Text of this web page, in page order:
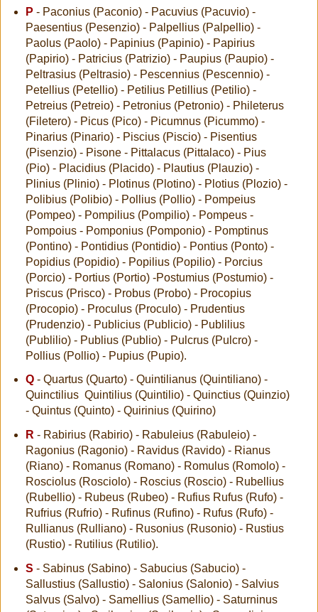
P - Paconius (Paconio) - Pacuvius (Pacuvio) -
Paesentius (Pesenzio) - Palpellius (Palpellio) -
Paolus (Paolo) - Papinius (Papinio) - Papirius
(Papirio) - Patricius (Patrizio) - Paupius (Paupio) -
Peltrasius (Peltrasio) - Pescennius (Pescennio) -
Petellius (Petellio) - Petilius Petillius (Petilio) -
Petreius (Petreio) - Petronius (Petronio) - Phileterus
(Filetero) - Picus (Pico) - Picumnus (Picummo) -
Pinarius (Pinario) - Piscius (Piscio) - Pisentius
(Pisenzio) - Pisone - Pittalacus (Pittalaco) - Pius
(Pio) - Placidius (Placido) - Plautius (Plauzio) -
Plinius (Plinio) - Plotinus (Plotino) - Plotius (Plozio) -
Polibius (Polibio) - Pollius (Pollio) - Pompeius
(Pompeo) - Pompilius (Pompilio) - Pompeus -
Pompoius - Pomponius (Pomponio) - Pomptinus
(Pontino) - Pontidius (Pontidio) - Pontius (Ponto) -
Popidius (Popidio) - Popilius (Popilio) - Porcius
(Porcio) - Portius (Portio) -Postumius (Postumio) -
Priscus (Prisco) - Probus (Probo) - Procopius
(Procopio) - Proculus (Proculo) - Prudentius
(Prudenzio) - Publicius (Publicio) - Publilius
(Publilio) - Publius (Publio) - Pulcrus (Pulcro) -
Pollius (Pollio) - Pupius (Pupio).
Q- Quartus (Quarto) - Quintilianus (Quintiliano) -
Quinctilius Quintilius (Quintilio) - Quinctius (Quinzio)
- Quintus (Quinto) - Quirinius (Quirino)
R - Rabirius (Rabirio) - Rabuleius (Rabuleio) -
Ragonius (Ragonio) - Ravidus (Ravido) - Rianus
(Riano) - Romanus (Romano) - Romulus (Romolo) -
Rosciolus (Rosciolo) - Roscius (Roscio) - Rubellius
(Rubellio) - Rubeus (Rubeo) - Rufius Rufus (Rufo) -
Rufrius (Rufrio) - Rufinus (Rufino) - Rufus (Rufo) -
Rullianus (Rulliano) - Rusonius (Rusonio) - Rustius
(Rustio) - Rutilius (Rutilio).
S - Sabinus (Sabino) - Sabucius (Sabucio) -
Sallustius (Sallustio) - Salonius (Salonio) - Salvius
Salvus (Salvo) - Samellius (Samellio) - Saturninus